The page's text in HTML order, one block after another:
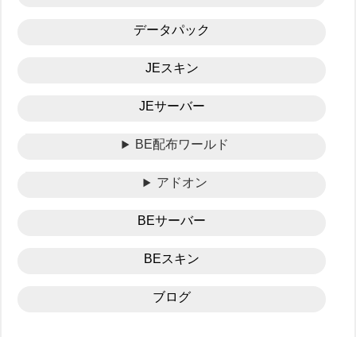
データパック
JEスキン
JEサーバー
BE配布ワールド
アドオン
BEサーバー
BEスキン
ブログ